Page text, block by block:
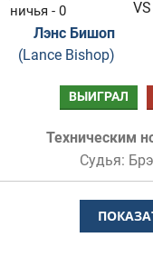
ничья - 0
Лэнс Бишоп
(Lance Bishop)
VS
ВЫИГРАЛ
Техническим
Судья: